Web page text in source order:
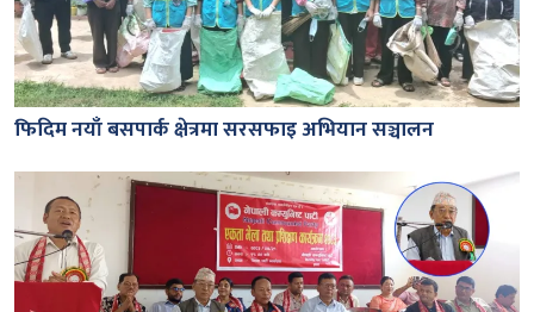
फिदिम नयाँ बसपार्क क्षेत्रमा सरसफाइ अभियान सञ्चालन